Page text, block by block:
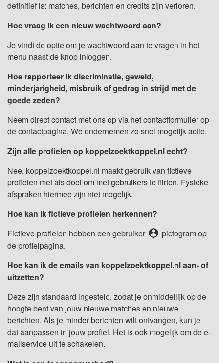
definitief is: matches, berichten en credits zijn verloren.
Hoe vraag ik een nieuw wachtwoord aan?
Je vindt de optie om je wachtwoord aan te vragen in het
menu naast de knop inloggen.
Hoe rapporteer ik discriminatie, geweld,
minderjarigheid, misbruik of gedrag in strijd met de
goede zeden?
Neem direct contact met ons op via het contactformulier op
de contactpagina. We ondernemen zo snel mogelijk actie.
Zijn alle profielen op koppelzoektkoppel.nl echt?
Nee, koppelzoektkoppel.nl maakt gebruik van fictieve
profielen met als doel om met gebruikers te flirten. Fysieke
afspraken hiermee zijn niet mogelijk.
Hoe kan ik fictieve profielen herkennen?
Fictieve profielen hebben een gebruiker person_pin pictogram op
de profielpagina.
Hoe kan ik de emails van koppelzoektkoppel.nl aan- of
uitzetten?
Deze zijn standaard ingesteld, zodat je onmiddellijk op de
hoogte bent van jouw nieuwe matches en nieuwe
berichten. Als je minder berichten wilt ontvangen, kun je
dat aanpassen in jouw profiel. Het is ook mogelijk om de e-
mailservice uit te schakelen.